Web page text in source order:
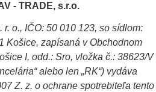
- TRADE, s.r.o.
o., IČO: 50 010 123, so sídlom:
Košice, zapísaná v Obchodnom
I, odd.: Sro, vložka č.: 38623/V
alebo len „RK“) vydáva
Z. z. o ochrane spotrebiteľa tento